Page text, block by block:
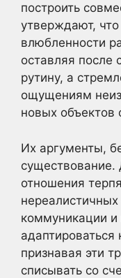
построить
утверждают,
влюбленности
оставляя после
рутину, а
ощущениям
новых объектов
Их аргументы,
существование.
отношения
коммуникации и
признавая эти
списывать со